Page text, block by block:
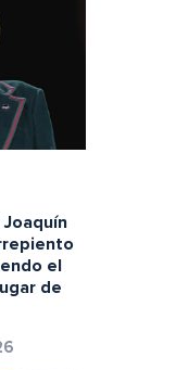
el
de